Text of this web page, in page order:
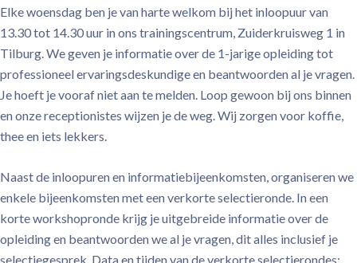
Elke woensdag ben je van harte welkom bij het inloopuur van
13.30 tot 14.30 uur in ons trainingscentrum, Zuiderkruisweg 1 in
Tilburg. We geven je informatie over de 1-jarige opleiding tot
professioneel ervaringsdeskundige en beantwoorden al je vragen.
Je hoeft je vooraf niet aan te melden. Loop gewoon bij ons binnen
en onze receptionistes wijzen je de weg. Wij zorgen voor koffie,
thee en iets lekkers.
Naast de inloopuren en informatiebijeenkomsten, organiseren we
enkele bijeenkomsten met een verkorte selectieronde. In een
korte workshopronde krijg je uitgebreide informatie over de
opleiding en beantwoorden we al je vragen, dit alles inclusief je
selectiegesprek. Data en tijden van de verkorte selectierondes: